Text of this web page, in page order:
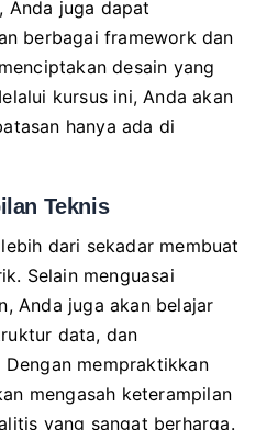
Anda juga dapat
berbagai framework dan
desain yang
kursus ini, Anda akan
hanya ada di
Teknis
dari sekadar membuat
Selain menguasai
Anda juga akan belajar
data, dan
Dengan mempraktikkan
mengasah keterampilan
yang sangat berharga.